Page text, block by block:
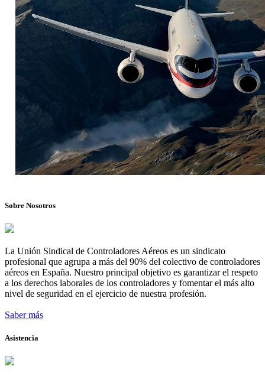
Sobre Nosotros
La Unión Sindical de Controladores Aéreos es un sindicato
profesional que agrupa a más del 90% del colectivo de controladores
aéreos en España. Nuestro principal objetivo es garantizar el respeto
a los derechos laborales de los controladores y fomentar el más alto
nivel de seguridad en el ejercicio de nuestra profesión.
Saber más
Asistencia